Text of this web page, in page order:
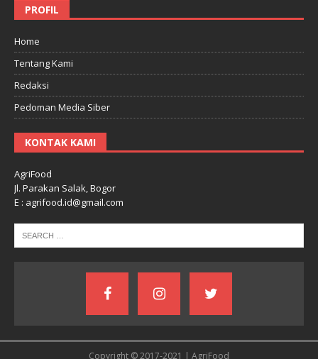
PROFIL
Home
Tentang Kami
Redaksi
Pedoman Media Siber
KONTAK KAMI
AgriFood
Jl. Parakan Salak, Bogor
E : agrifood.id@gmail.com
Copyright © 2017-2021 | AgriFood